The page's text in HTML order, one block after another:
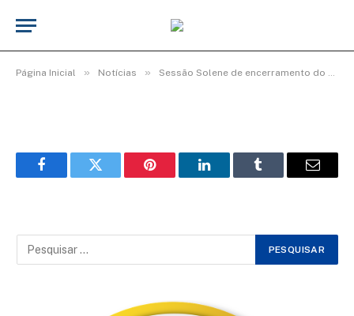
Página Inicial » Notícias » Sessão Solene de encerramento do 4º período Legislativo da 19ª Legislatura
Img6_600x400
FacebookTwitter Pinterest LinkedInTumblr Email